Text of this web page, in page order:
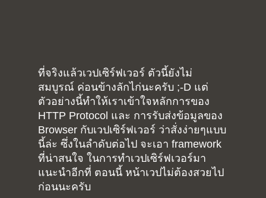
ที่จริงแล้วเวปเซิร์ฟเวอร์ ตัวนี้ยังไม่
สมบูรณ์ ค่อนข้างลักไก่นะครับ ;-D แต่
ตัวอย่างนี้ทำให้เราเข้าใจหลักการของ
HTTP Protocol และ การรับส่งข้อมูลของ
Browser กับเวปเซิร์ฟเวอร์ ว่าสั่งง่ายๆแบบ
นี้ล่ะ ซึ่งในลำดับต่อไป จะเอา framework
ที่น่าสนใจ ในการทำเวปเซิร์ฟเวอร์มา
แนะนำอีกที่ ตอนนี้ หน้าเวปไม่ต้องสวยไป
ก่อนนะครับ